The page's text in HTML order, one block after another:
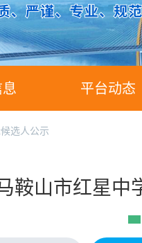
平台动态
选人公示
鞍山市红星中